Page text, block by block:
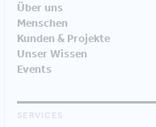
Über uns
Menschen
Kunden & Projekte
Unser Wissen
Events
SERVICES